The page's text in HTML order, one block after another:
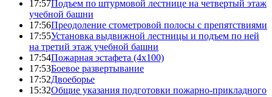
17:57Подъем по штурмовой лестнице на четвертый этаж
учебной башни
17:56Преодоление стометровой полосы с препятствиями
17:55Установка выдвижной лестницы и подъем по ней
на третий этаж учебной башни
17:54Пожарная эстафета (4x100)
17:53Боевое развертывание
17:52Двоеборье
15:32Общие указания подготовки пожарно-прикладного